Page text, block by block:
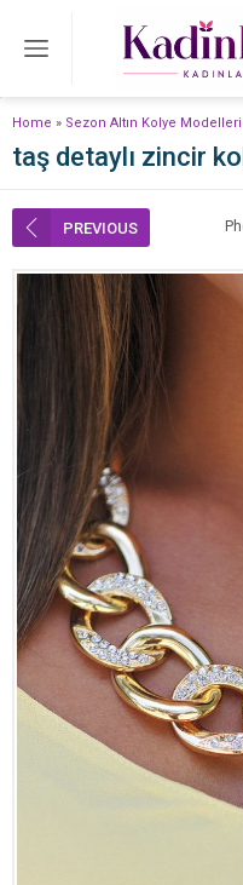
Home » Sezon Altın Kolye Modelleri
taş detaylı zincir
PREVIOUS